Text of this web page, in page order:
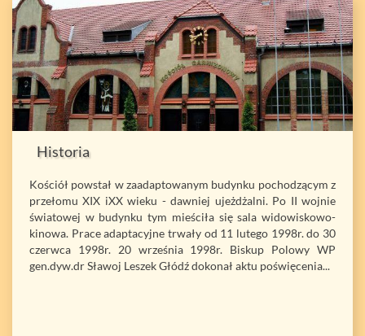
Historia
Kościół powstał w zaadaptowanym budynku pochodzącym z
przełomu XIX iXX wieku - dawniej ujeżdżalni. Po II wojnie
światowej w budynku tym mieściła się sala widowiskowo-
kinowa. Prace adaptacyjne trwały od 11 lutego 1998r. do 30
czerwca 1998r. 20 września 1998r. Biskup Polowy WP
gen.dyw.dr Sławoj Leszek Głódź dokonał aktu poświęcenia...